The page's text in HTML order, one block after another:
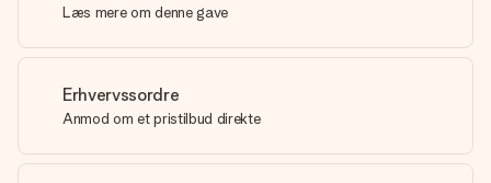
Læs mere om denne gave
Erhvervssordre
Anmod om et pristilbud direkte